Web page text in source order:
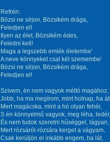
Refrén:
Bözsi ne sírjon, Bözsikém drága,
Feledjen el!
Ilyen az élet, Bözsikém édes,
Feledni kell!
Maga a legszebb emlék életembe'
A neve könnyeket csal két szemembe'
Bözsi ne sírjon, Bözsikém drága,
Feledjen el!
Szívem, én nem vagyok méltó magához,
Jobb, ha ma megírom, mint holnap, ha
Mert magácska, mint a hó olyan fehér,
S én könnyelmű vagyok, meg léha, ledér,
És nem tudok szeretni hűséggel, lágyan,
Mert rózsáról-rózsára kerget a vágyam,
Csak kerüljön el inkább engem, ha lát,